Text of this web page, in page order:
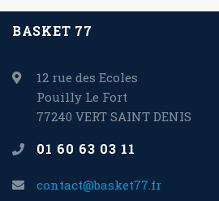
BASKET 77
12 rue des Ecoles
Pouilly Le Fort
77240 VERT SAINT DENIS
01 60 63 03 11
contact@basket77.fr